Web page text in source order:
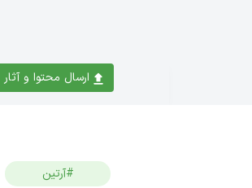
ارسال محتوا و آثار
#آرتین